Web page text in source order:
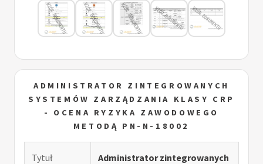
ADMINISTRATOR ZINTEGROWANYCH
SYSTEMÓW ZARZĄDZANIA KLASY CRP
- OCENA RYZYKA ZAWODOWEGO
METODĄ PN-N-18002
Tytuł
Administrator zintegrowanych